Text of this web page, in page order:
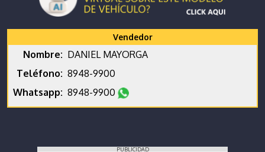
Vendedor
Nombre: DANIEL MAYORGA
Teléfono: 8948-9900
Whatsapp: 8948-9900
PUBLICIDAD